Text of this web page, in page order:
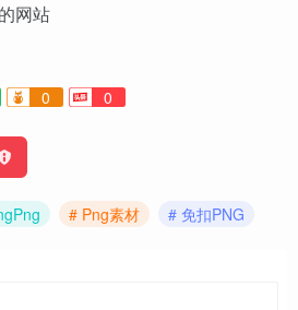
网站
0 0
# Png素材 # 免扣PNG